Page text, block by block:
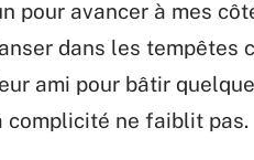
pour avancer à mes
dans les tempêtes
ami pour bâtir
complicité ne faiblit pas.